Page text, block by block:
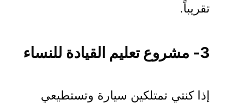
تقريباً.
3- مشروع تعليم القيادة للنساء
إذا كنتي تمتلكين سيارة وتستطيعي